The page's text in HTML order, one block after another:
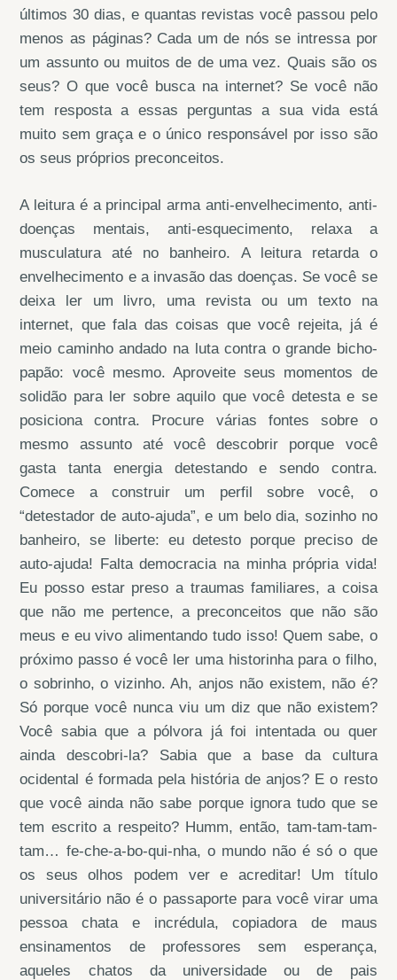
últimos 30 dias, e quantas revistas você passou pelo
menos as páginas? Cada um de nós se intressa por
um assunto ou muitos de de uma vez. Quais são os
seus? O que você busca na internet? Se você não
tem resposta a essas perguntas a sua vida está
muito sem graça e o único responsável por isso são
os seus próprios preconceitos.
A leitura é a principal arma anti-envelhecimento, anti-
doenças mentais, anti-esquecimento, relaxa a
musculatura até no banheiro. A leitura retarda o
envelhecimento e a invasão das doenças. Se você se
deixa ler um livro, uma revista ou um texto na
internet, que fala das coisas que você rejeita, já é
meio caminho andado na luta contra o grande bicho-
papão: você mesmo. Aproveite seus momentos de
solidão para ler sobre aquilo que você detesta e se
posiciona contra. Procure várias fontes sobre o
mesmo assunto até você descobrir porque você
gasta tanta energia detestando e sendo contra.
Comece a construir um perfil sobre você, o
“detestador de auto-ajuda”, e um belo dia, sozinho no
banheiro, se liberte: eu detesto porque preciso de
auto-ajuda! Falta democracia na minha própria vida!
Eu posso estar preso a traumas familiares, a coisa
que não me pertence, a preconceitos que não são
meus e eu vivo alimentando tudo isso! Quem sabe, o
próximo passo é você ler uma historinha para o filho,
o sobrinho, o vizinho. Ah, anjos não existem, não é?
Só porque você nunca viu um diz que não existem?
Você sabia que a pólvora já foi intentada ou quer
ainda descobri-la? Sabia que a base da cultura
ocidental é formada pela história de anjos? E o resto
que você ainda não sabe porque ignora tudo que se
tem escrito a respeito? Humm, então, tam-tam-tam-
tam… fe-che-a-bo-qui-nha, o mundo não é só o que
os seus olhos podem ver e acreditar! Um título
universitário não é o passaporte para você virar uma
pessoa chata e incrédula, copiadora de maus
ensinamentos de professores sem esperança,
aqueles chatos da universidade ou de pais